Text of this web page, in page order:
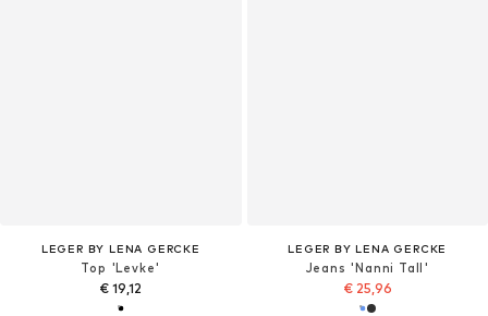
LEGER BY LENA GERCKE
Top 'Levke'
€ 19,12
LEGER BY LENA GERCKE
Jeans 'Nanni Tall'
€ 25,96